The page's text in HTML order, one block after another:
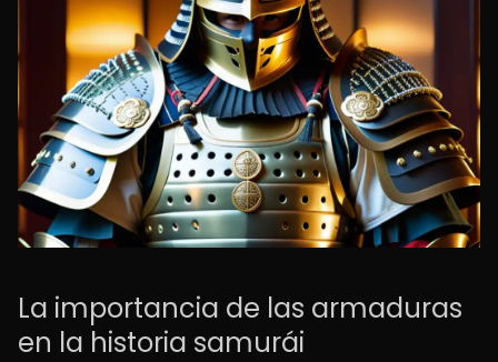
La importancia de las armaduras
en la historia samurái